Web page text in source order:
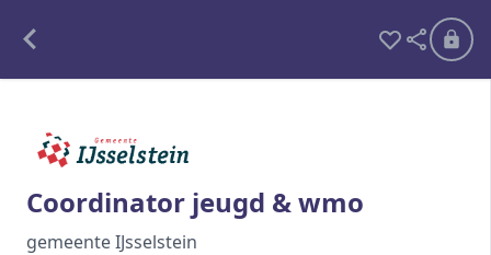
Detachering
Coordinator jeugd & wmo
gemeente IJsselstein